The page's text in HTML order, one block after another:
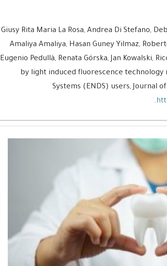
1 Giusy Rita Maria La Rosa, Andrea Di Stefano,
Amaliya Amaliya, Hasan Guney Yilmaz,
Eugenio Pedullà, Renata Górska, Jan Kowalski,
by light induced fluorescence
Systems (ENDS) users, Journal
.